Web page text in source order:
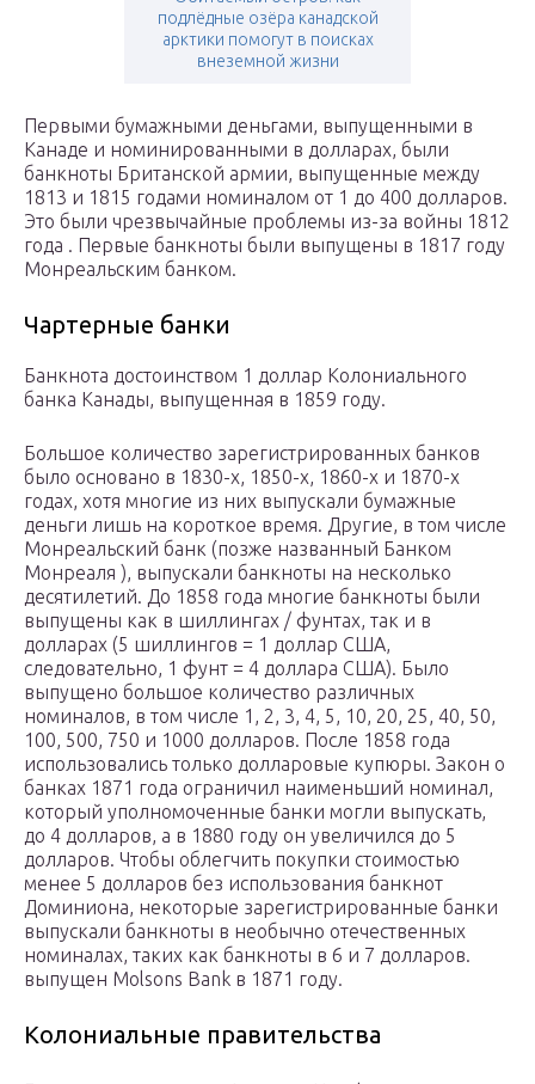
подлёдные озёра канадской
арктики помогут в поисках
внеземной жизни
Первыми бумажными деньгами, выпущенными в
Канаде и номинированными в долларах, были
банкноты Британской армии, выпущенные между
1813 и 1815 годами номиналом от 1 до 400 долларов.
Это были чрезвычайные проблемы из-за войны 1812
года . Первые банкноты были выпущены в 1817 году
Монреальским банком.
Чартерные банки
Банкнота достоинством 1 доллар Колониального
банка Канады, выпущенная в 1859 году.
Большое количество зарегистрированных банков
было основано в 1830-х, 1850-х, 1860-х и 1870-х
годах, хотя многие из них выпускали бумажные
деньги лишь на короткое время. Другие, в том числе
Монреальский банк (позже названный Банком
Монреаля ), выпускали банкноты на несколько
десятилетий. До 1858 года многие банкноты были
выпущены как в шиллингах / фунтах, так и в
долларах (5 шиллингов = 1 доллар США,
следовательно, 1 фунт = 4 доллара США). Было
выпущено большое количество различных
номиналов, в том числе 1, 2, 3, 4, 5, 10, 20, 25, 40, 50,
100, 500, 750 и 1000 долларов. После 1858 года
использовались только долларовые купюры. Закон о
банках 1871 года ограничил наименьший номинал,
который уполномоченные банки могли выпускать,
до 4 долларов, а в 1880 году он увеличился до 5
долларов. Чтобы облегчить покупки стоимостью
менее 5 долларов без использования банкнот
Доминиона, некоторые зарегистрированные банки
выпускали банкноты в необычно отечественных
номиналах, таких как банкноты в 6 и 7 долларов.
выпущен Molsons Bank в 1871 году.
Колониальные правительства